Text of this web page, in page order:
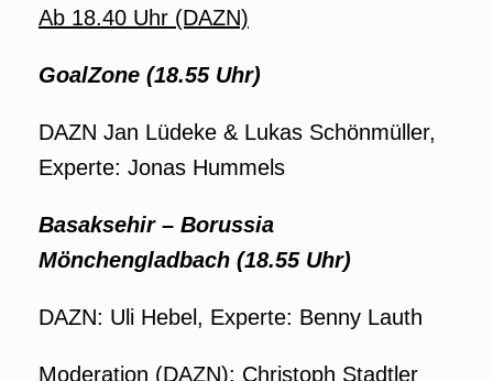
Ab 18.40 Uhr (DAZN)
GoalZone (18.55 Uhr)
DAZN Jan Lüdeke & Lukas Schönmüller,
Experte: Jonas Hummels
Basaksehir – Borussia
Mönchengladbach (18.55 Uhr)
DAZN: Uli Hebel, Experte: Benny Lauth
Moderation (DAZN): Christoph Stadtler